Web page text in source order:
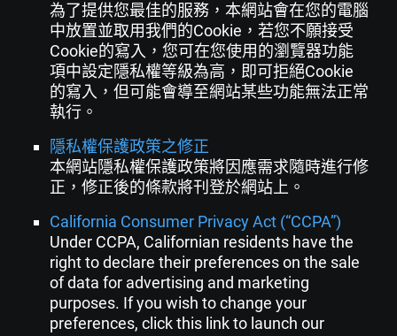
為了提供您最佳的服務，本網站會在您的電腦
中放置並取用我們的Cookie，若您不願接受
Cookie的寫入，您可在您使用的瀏覽器功能
項中設定隱私權等級為高，即可拒絕Cookie
的寫入，但可能會導至網站某些功能無法正常
執行。
隱私權保護政策之修正
本網站隱私權保護政策將因應需求隨時進行修
正，修正後的條款將刊登於網站上。
California Consumer Privacy Act (“CCPA”)
Under CCPA, Californian residents have the
right to declare their preferences on the sale
of data for advertising and marketing
purposes. If you wish to change your
preferences, click this link to launch our